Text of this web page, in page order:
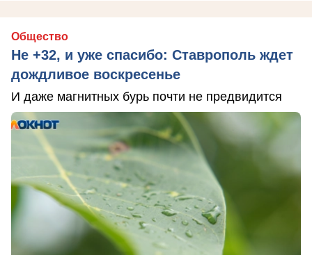
Общество
Не +32, и уже спасибо: Ставрополь ждет
дождливое воскресенье
И даже магнитных бурь почти не предвидится